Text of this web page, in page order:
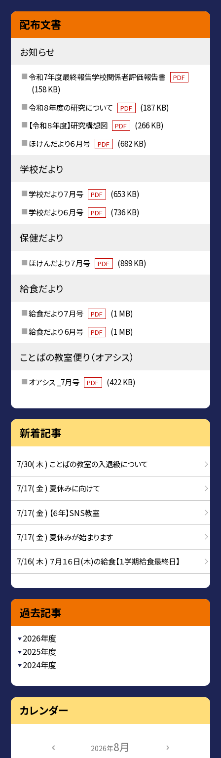
配布文書
お知らせ
令和7年度最終報告学校関係者評価報告書 PDF
(158 KB)
令和８年度の研究について
PDF
(187 KB)
【令和８年度】研究構想図
PDF
(266 KB)
ほけんだより６月号
PDF (682 KB)
学校だより
学校だより７月号 PDF
(653 KB)
学校だより６月号
PDF (736 KB)
保健だより
ほけんだより７月号 PDF (899 KB)
給食だより
給食だより７月号 PDF
(1 MB)
給食だより 6月号
PDF (1 MB)
ことばの教室便り（オアシス）
オアシス _7月号 PDF (422 KB)
新着記事
7/30( 木 ) ことばの教室の入退級について
7/17( 金 ) 夏休みに向けて
7/17( 金 ) 【６年】SNS教室
7/17( 金 ) 夏休みが始まります
7/16( 木 ) ７月１６日(木)の給食【１学期給食最終日】
過去記事
2026年度
2025年度
2024年度
カレンダー
2026年8月